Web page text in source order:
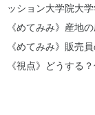
ッション大学院大
《めてみみ》産地
《めてみみ》販売
《視点》どうする